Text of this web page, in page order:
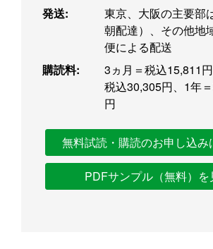
発送:
東京、大阪の主要部
朝配達）、その他地
便による配送
購読料:
3ヵ月＝税込15,811
税込30,305円、1年
円
無料試読・購読のお申し込み
PDFサンプル（無料）を